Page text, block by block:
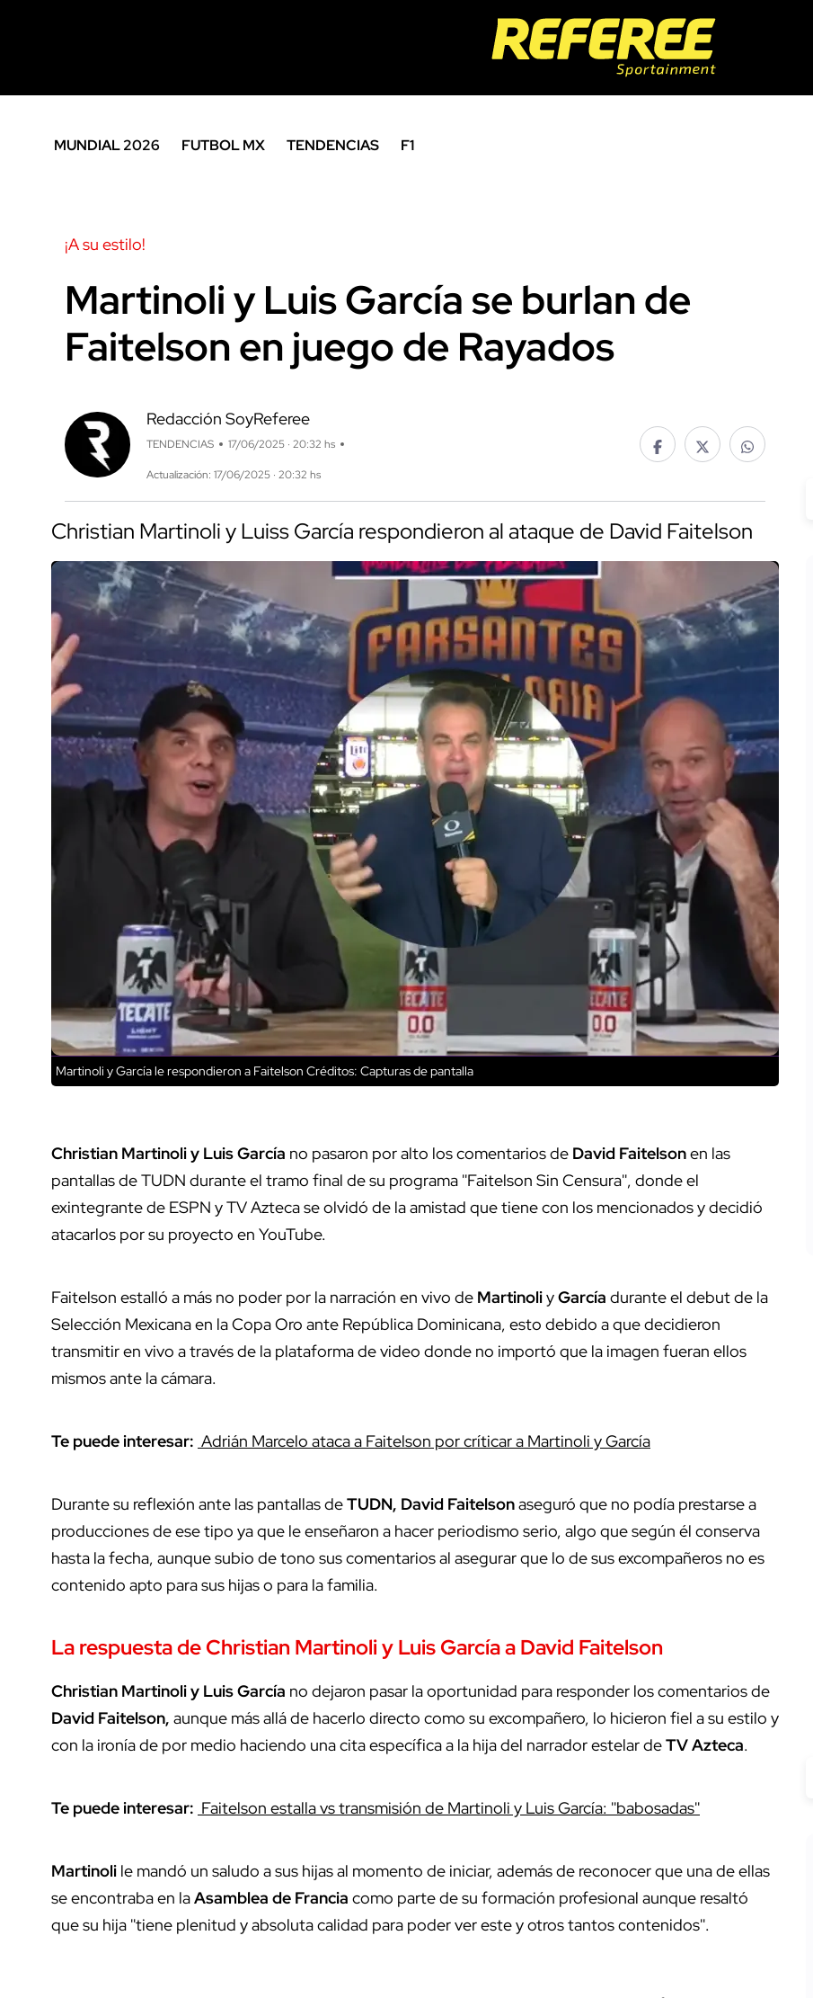
MUNDIAL 2026 FUTBOL MX TENDENCIAS
F1
¡A su estilo!
Martinoli y Luis García se burlan de
Faitelson en juego de Rayados
Redacción SoyReferee
TENDENCIAS 17/06/2025 · 20:32 hs
Actualización: 17/06/2025 · 20:32 hs
Christian Martinoli y Luiss García respondieron al ataque de David Faitelson
Martinoli y García le respondieron a Faitelson Créditos: Capturas de pantalla
Christian Martinoli y Luis García no pasaron por alto los comentarios de David Faitelsonen las
pantallas de TUDN durante el tramo final de su programa ''Faitelson Sin Censura'', donde el
exintegrante de ESPN y TV Azteca se olvidó de la amistad que tiene con los mencionados y decidió
atacarlos por su proyecto en YouTube.
Faitelson estalló a más no poder por la narración en vivo de MartinoliyGarcía durante el debut de la
Selección Mexicana en la Copa Oro ante República Dominicana, esto debido a que decidieron
transmitir en vivo a través de la plataforma de video donde no importó que la imagen fueran ellos
mismos ante la cámara.
Te puede interesar: Adrián Marcelo ataca a Faitelson por críticar a Martinoli y García
Durante su reflexión ante las pantallas deTUDN, David Faitelsonaseguró que no podía prestarse a
producciones de ese tipo ya que le enseñaron a hacer periodismo serio, algo que según él conserva
hasta la fecha, aunque subio de tono sus comentarios al asegurar que lo de sus excompañeros no es
contenido apto para sus hijas o para la familia.
La respuesta de Christian Martinoli y Luis García a David Faitelson
Christian Martinoli y Luis García no dejaron pasar la oportunidad para responder los comentarios de
David Faitelson, aunque más allá de hacerlo directo como su excompañero, lo hicieron fiel a su estilo y
con la ironía de por medio haciendo una cita específica a la hija del narrador estelar deTV Azteca.
Te puede interesar: Faitelson estalla vs transmisión de Martinoli y Luis García: ''babosadas''
Martinoli le mandó un saludo a sus hijas al momento de iniciar, además de reconocer que una de ellas
se encontraba en laAsamblea de Francia como parte de su formación profesional aunque resaltó
que su hija ''tiene plenitud y absoluta calidad para poder ver este y otros tantos contenidos''.